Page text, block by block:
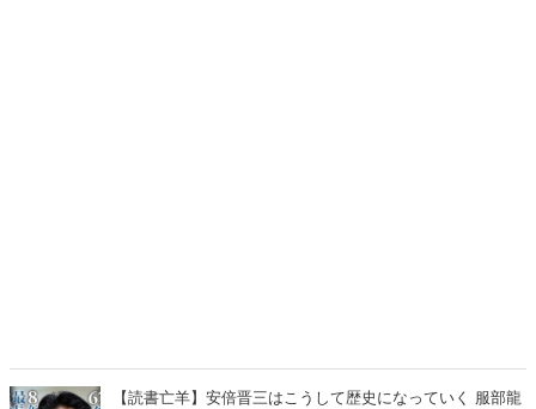
【読書亡羊】安倍晋三はこうして歴史になっていく 服部龍